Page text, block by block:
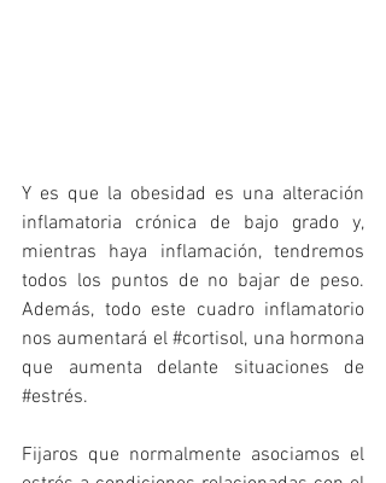
Y es que la obesidad es una alteración
inflamatoria crónica de bajo grado y,
mientras haya inflamación, tendremos
todos los puntos de no bajar de peso.
Además, todo este cuadro inflamatorio
nos aumentará el #cortisol, una hormona
#estrés.
Fijaros que normalmente asociamos el